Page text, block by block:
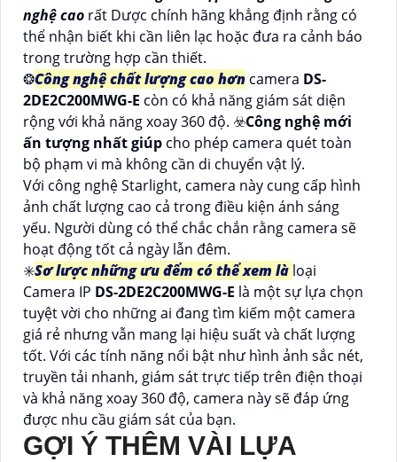
nghệ cao rất Dược chính hãng khẳng định rằng có
thể nhận biết khi cần liên lạc hoặc đưa ra cảnh báo
trong trường hợp cần thiết.
❂Công nghệ chất lượng cao hơn camera DS-
2DE2C200MWG-E còn có khả năng giám sát diện
rộng với khả năng xoay 360 độ. ☣️Công nghệ mới
ấn tượng nhất giúp cho phép camera quét toàn
bộ phạm vi mà không cần di chuyển vật lý.
Với công nghệ Starlight, camera này cung cấp hình
ảnh chất lượng cao cả trong điều kiện ánh sáng
yếu. Người dùng có thể chắc chắn rằng camera sẽ
hoạt động tốt cả ngày lẫn đêm.
✳️Sơ lược những ưu đểm có thể xem là loại
Camera IP DS-2DE2C200MWG-E là một sự lựa chọn
tuyệt vời cho những ai đang tìm kiếm một camera
giá rẻ nhưng vẫn mang lại hiệu suất và chất lượng
tốt. Với các tính năng nổi bật như hình ảnh sắc nét,
truyền tải nhanh, giám sát trực tiếp trên điện thoại
và khả năng xoay 360 độ, camera này sẽ đáp ứng
được nhu cầu giám sát của bạn.
GỢI Ý THÊM VÀI LỰA